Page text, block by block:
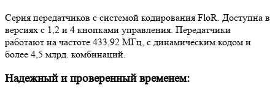
Серия передатчиков с системой кодирования FloR. Доступна в
версиях с 1,2 и 4 кнопками управления. Передатчики
работают на частоте 433,92 МГц, с динамическим кодом и
более 4,5 млрд. комбинаций.
Надежный и проверенный временем: